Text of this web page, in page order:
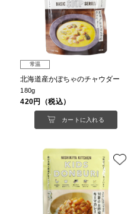
常温
北海道産かぼちゃのチャウダー
180g
420円（税込）
カートに入れる